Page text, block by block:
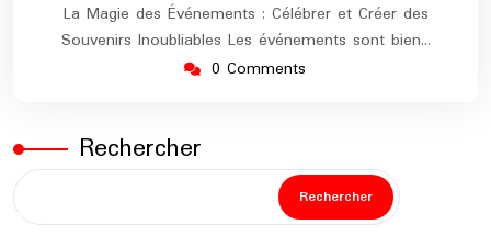
La Magie des Événements : Célébrer et Créer des
Souvenirs Inoubliables Les événements sont bien…
0 Comments
Rechercher
Rechercher